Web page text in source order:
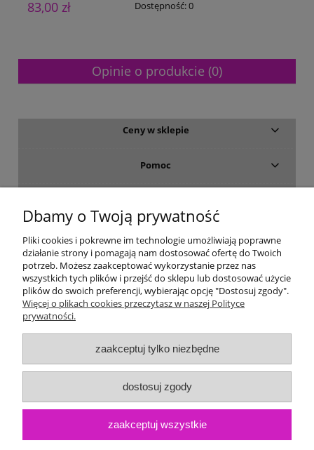
83,00 zł Dostępność:0
Opinie o produkcie (0)
Ceny w sklepie
Pomoc
Moje konto
Gwarancja i zwroty
O firmie
Dbamy o Twoją prywatność
Pliki cookies i pokrewne im technologie umożliwiają poprawne
działanie strony i pomagają nam dostosować ofertę do Twoich
potrzeb. Możesz zaakceptować wykorzystanie przez nas
wszystkich tych plików i przejść do sklepu lub dostosować użycie
plików do swoich preferencji, wybierając opcję "Dostosuj zgody".
Więcej o plikach cookies przeczytasz w naszej Polityce
prywatności.
zaakceptuj tylko niezbędne
dostosuj zgody
zaakceptuj wszystkie